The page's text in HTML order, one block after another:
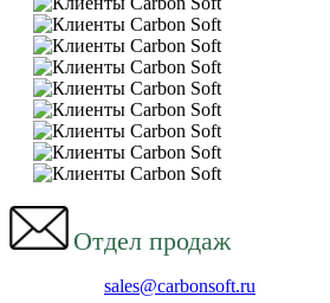
Отдел продаж
sales@carbonsoft.ru